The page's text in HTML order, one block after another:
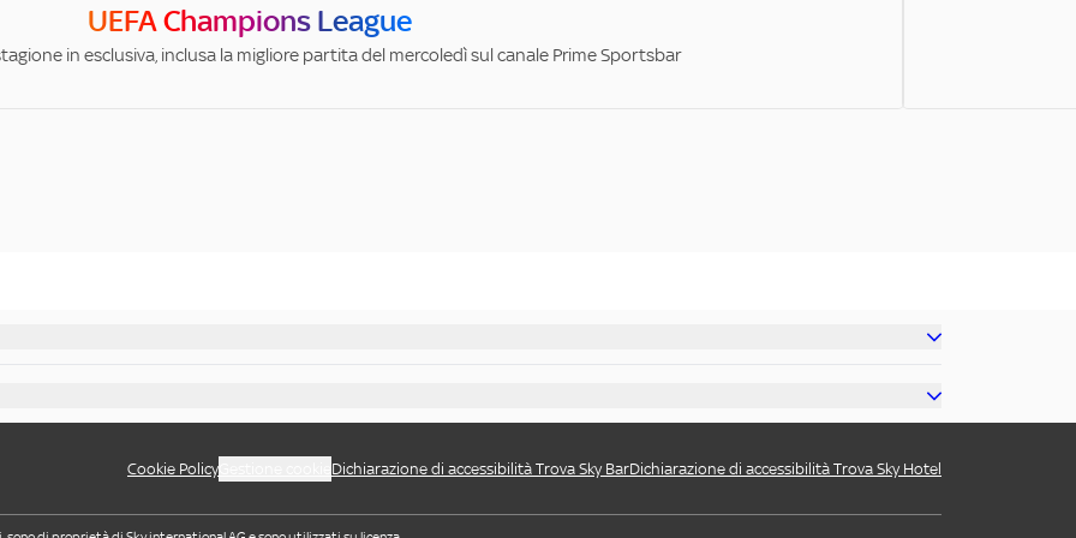
UEFA Champions League
in esclusiva, inclusa la migliore partita del mercoledì sul canale Prime Sportsbar
Cookie Policy Dichiarazione di accessibilità Trova Sky BarDichiarazione di accessibilità Trova Sky Hotel